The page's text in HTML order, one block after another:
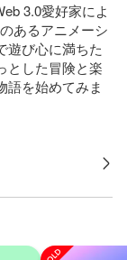
3.0愛好家によ
あるアニメーシ
遊び心に満ちた
とした冒険と楽
語を始めてみま